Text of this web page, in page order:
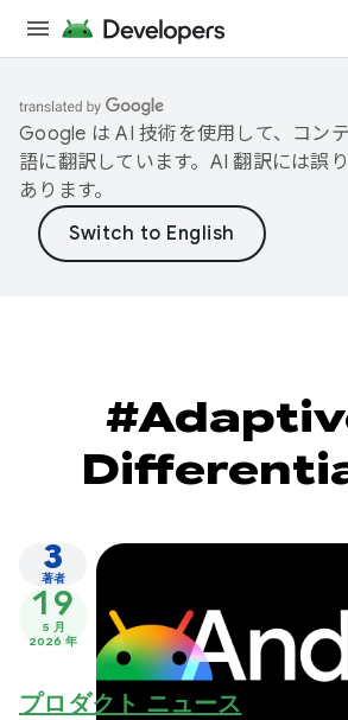
Google は AI 技術を使用して、コン
語に翻訳しています。AI 翻訳には誤
あります。
3
著者
19
5 月
2026 年
プロダクト ニュース